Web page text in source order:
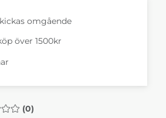
omgående
över 1500kr
0 AV 5 ANTAL BETYG 0
(0)